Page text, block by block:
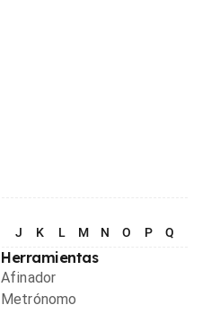
J K L M N O P Q
Herramientas
Afinador
Metrónomo